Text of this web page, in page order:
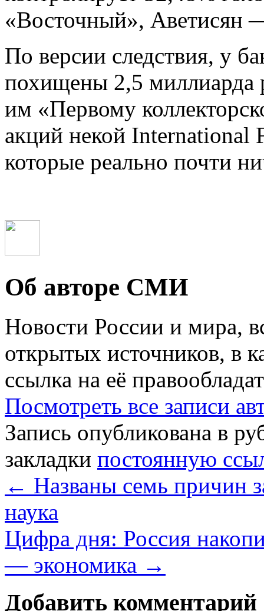
«Восточный», Аветисян
По версии следствия, у
похищены 2,5 миллиарда
им «Первому
акций некой International
которые реально почти
Об авторе СМИ
Новости России и мира,
открытых источников, в
ссылка на её
Посмотреть все записи
Запись опубликована в
закладки постоянную
← Названы семь причин
наука
Цифра дня: Россия
— экономика →
Добавить комментарий